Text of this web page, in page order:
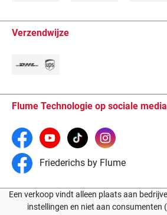
Verzendwijze
Flume Technologie op sociale media
Friederichs by Flume
Een verkoop vindt alleen plaats aan
instellingen en niet aan consumenten